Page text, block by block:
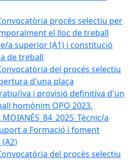
procés selectiu per
el lloc de treball
a superior (A1) i constitució
de treball
del procés selectiu
d'una plaça
iva i provisió definitiva d'un
homònim OPO 2023.
MOIANÈS_84_2025_Tècnic/a
a Formació i foment
del procès selectiu